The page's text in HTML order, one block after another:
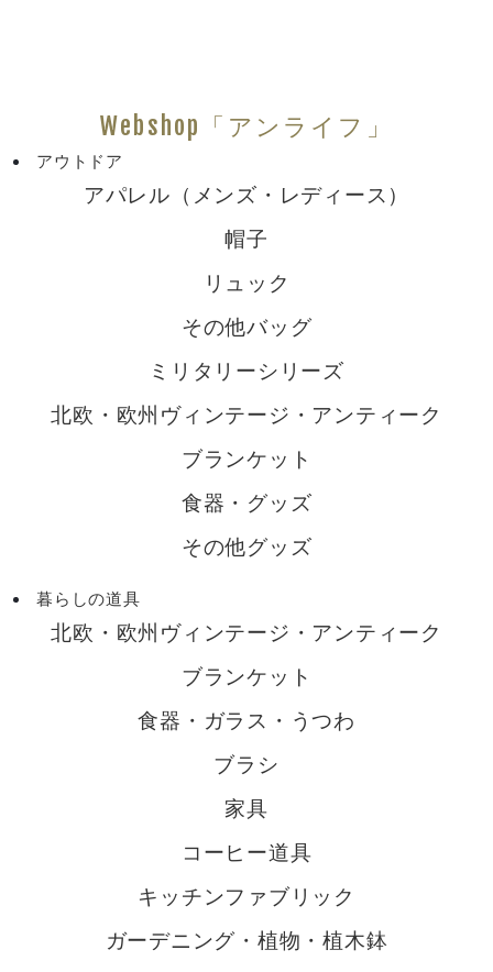
Webshop「アンライフ」
アウトドア
アパレル（メンズ・レディース）
帽子
リュック
その他バッグ
ミリタリーシリーズ
北欧・欧州ヴィンテージ・アンティーク
ブランケット
食器・グッズ
その他グッズ
暮らしの道具
北欧・欧州ヴィンテージ・アンティーク
ブランケット
食器・ガラス・うつわ
ブラシ
家具
コーヒー道具
キッチンファブリック
ガーデニング・植物・植木鉢